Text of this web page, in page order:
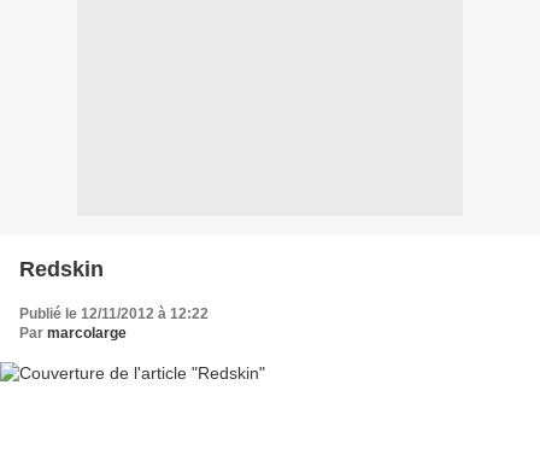
Redskin
Publié le 12/11/2012 à 12:22
Par marcolarge